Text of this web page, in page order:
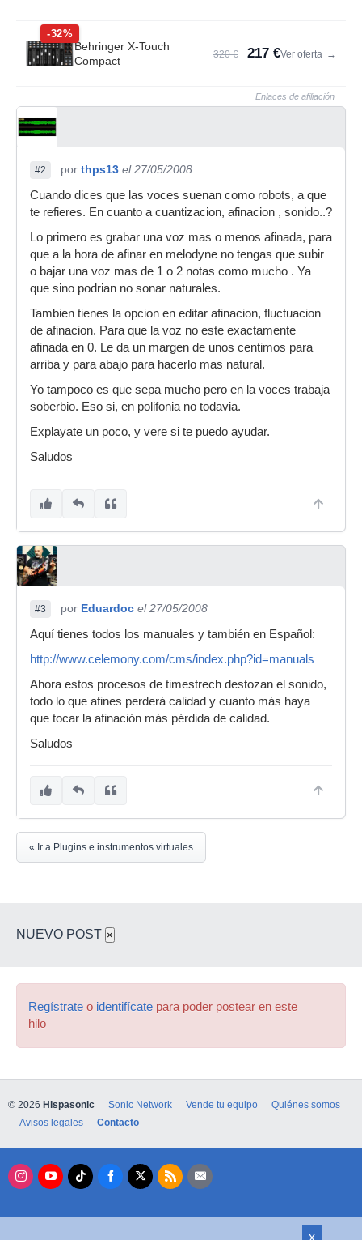
-32%
Behringer X-Touch
Compact
320 € 217 €Ver oferta →
Enlaces de afiliación
#2 por thps13 el 27/05/2008
Cuando dices que las voces suenan como robots, a que
te refieres. En cuanto a cuantizacion, afinacion , sonido..?
Lo primero es grabar una voz mas o menos afinada, para
que a la hora de afinar en melodyne no tengas que subir
o bajar una voz mas de 1 o 2 notas como mucho . Ya
que sino podrian no sonar naturales.
Tambien tienes la opcion en editar afinacion, fluctuacion
de afinacion. Para que la voz no este exactamente
afinada en 0. Le da un margen de unos centimos para
arriba y para abajo para hacerlo mas natural.
Yo tampoco es que sepa mucho pero en la voces trabaja
soberbio. Eso si, en polifonia no todavia.
Explayate un poco, y vere si te puedo ayudar.
Saludos
#3 por Eduardoc el 27/05/2008
Aquí tienes todos los manuales y también en Español:
http://www.celemony.com/cms/index.php?id=manuals
Ahora estos procesos de timestrech destozan el sonido,
todo lo que afines perderá calidad y cuanto más haya
que tocar la afinación más pérdida de calidad.
Saludos
« Ir a Plugins e instrumentos virtuales
NUEVO POST ×
Regístrate o identifícate para poder postear en este
hilo
© 2026 Hispasonic Sonic Network Vende tu equipo
Quiénes somos
Avisos legales
Contacto